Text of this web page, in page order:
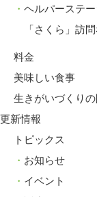
ヘルパーステ
「さくら」訪
料金
美味しい食事
生きがいづくり
更新情報
トピックス
お知らせ
イベント